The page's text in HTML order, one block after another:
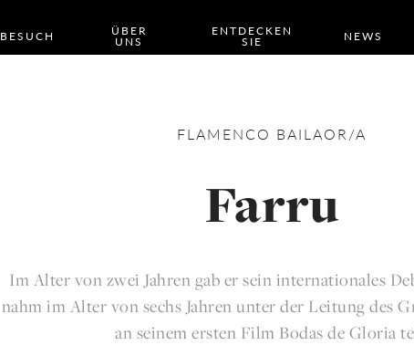
BESUCH ÜBER
UNS
ENTDECKEN
SIE NEWS
FLAMENCO BAILAOR/A
Farru
Im Alter von zwei Jahren gab er sein internationales
nahm im Alter von sechs Jahren unter der Leitung des
an seinem ersten Film Bodas de Gloria